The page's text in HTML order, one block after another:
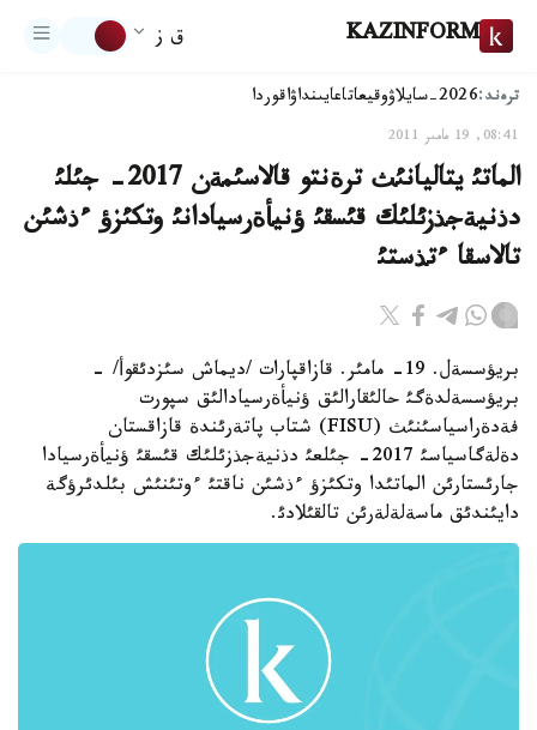
KAZINFORM ق ز
ترەند:2026-سايلاۋ وقيعاتاعايىنداۋاقوردا
08:41, 19 مامىر 2011
الماتئ يتاليانئث ترةنتو قالاسئمةن 2017- جئلئ
دذنيةجذزئلئك قئسقئ ؤنيأةرسيادانئ وتكئزؤ ءذشئن
تالاسقا ءتذستئ
بريؤسسةل. 19- مامئر. قازاقپارات /ديماش سئزدئقوأ/ -
بريؤسسةلدةگئ حالئقارالئق ؤنيأةرسيادالئق سپورت
فةدةراسياسئنئث (FISU) شتاب پاتةرئندة قازاقستان
دةلةگاسياسئ 2017- جئلعئ دذنيةجذزئلئك قئسقئ ؤنيأةرسيادا
جارئستارئن الماتئدا وتكئزؤ ءذشئن ناقتئ ءوتئنئش بئلدئرؤگة
دايئندئق ماسةلةلةرئن تالقئلادئ.